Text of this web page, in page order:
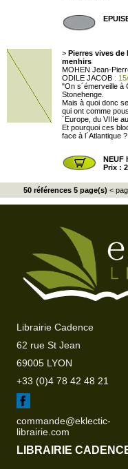
> Pierres vives
menhirs
MOHEN Jean-
ODILE JACOB :
"On s´émerveille à
Stonehenge.
Mais à quoi donc
qui ont comme
´Europe, du VIIIe
Et pourquoi ces
face à l´Atlantique ?
NEUF
Prix :
50 références 5 page(s) <
Librairie Cadence
62 rue St Jean
69005 LYON
+33 (0)4 78 42 48 21
commande@eklectic-
librairie.com
LIBRAIRIE